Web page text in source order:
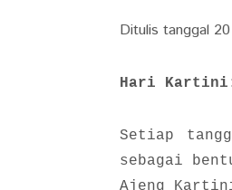
Ditulis tanggal
Hari Kartini:
Setiap
sebagai
Ajeng